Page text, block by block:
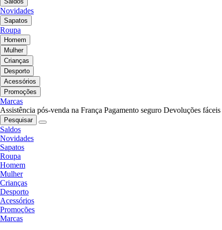
Novidades
Sapatos
Roupa
Homem
Mulher
Crianças
Desporto
Acessórios
Promoções
Marcas
Assistência pós-venda na França Pagamento seguro Devoluções fáceis
Pesquisar
Saldos
Novidades
Sapatos
Roupa
Homem
Mulher
Crianças
Desporto
Acessórios
Promoções
Marcas